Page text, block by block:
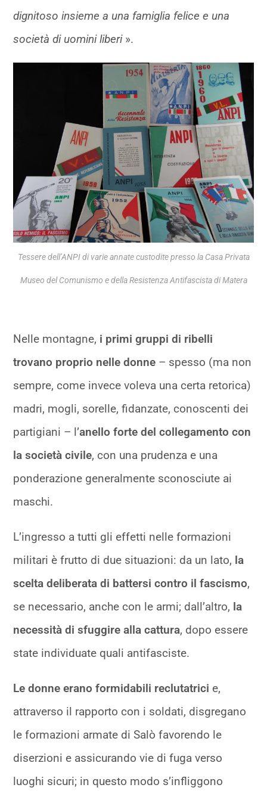
dignitoso insieme a una famiglia felice e una
società di uomini liberi».
Tessere dell’ANPI di varie annate custodite presso la Casa Privata
Museo del Comunismo e della Resistenza Antifascista di Matera
Nelle montagne, i primi gruppi di ribelli
trovano proprio nelle donne – spesso (ma non
sempre, come invece voleva una certa retorica)
madri, mogli, sorelle, fidanzate, conoscenti dei
partigiani – l’anello forte del collegamento con
la società civile, con una prudenza e una
ponderazione generalmente sconosciute ai
maschi.
L’ingresso a tutti gli effetti nelle formazioni
militari è frutto di due situazioni: da un lato, la
scelta deliberata di battersi contro il fascismo,
se necessario, anche con le armi; dall’altro, la
necessità di sfuggire alla cattura, dopo essere
state individuate quali antifasciste.
Le donne erano formidabili reclutatrici e,
attraverso il rapporto con i soldati, disgregano
le formazioni armate di Salò favorendo le
diserzioni e assicurando vie di fuga verso
luoghi sicuri; in questo modo s’infliggono